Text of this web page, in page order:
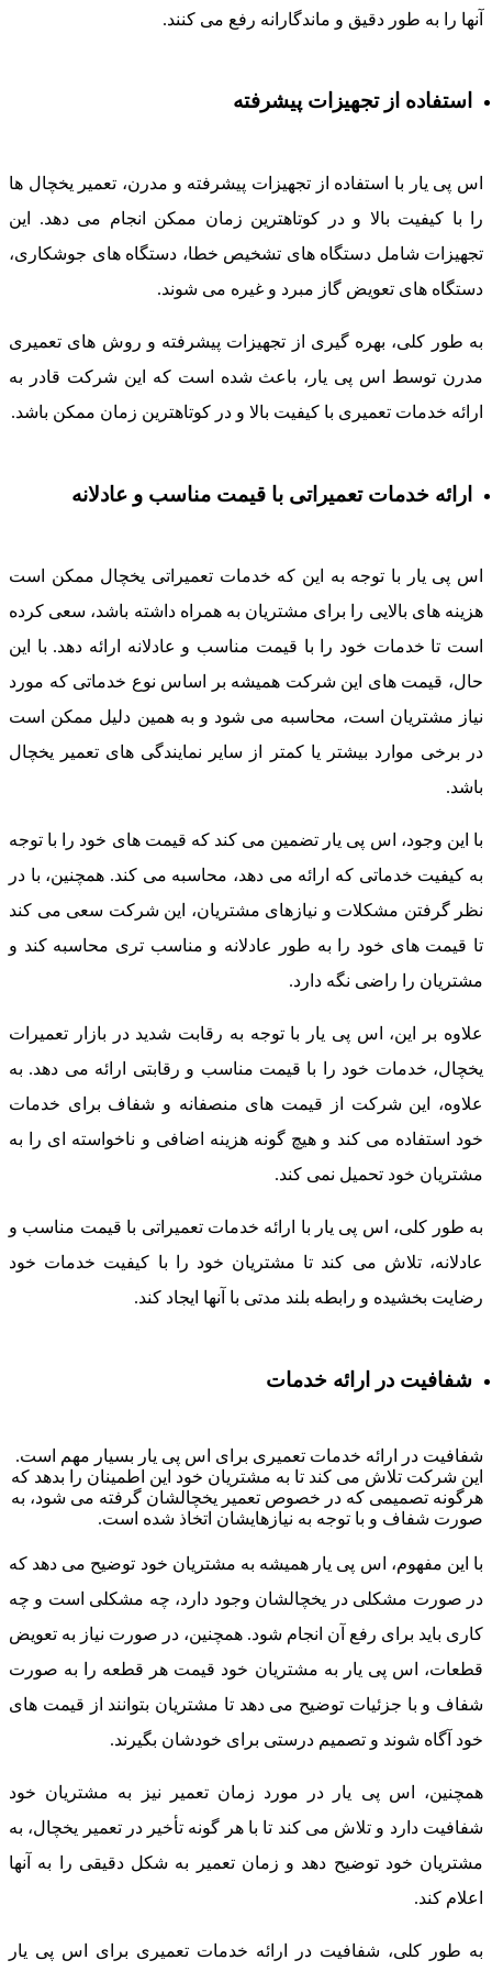
آنها را به طور دقیق و ماندگارانه رفع می کنند.
استفاده از تجهیزات پیشرفته
اس پی یار با استفاده از تجهیزات پیشرفته و مدرن، تعمیر یخچال ها
را با کیفیت بالا و در کوتاهترین زمان ممکن انجام می دهد. این
تجهیزات شامل دستگاه های تشخیص خطا، دستگاه های جوشکاری،
دستگاه های تعویض گاز مبرد و غیره می شوند.
به طور کلی، بهره گیری از تجهیزات پیشرفته و روش های تعمیری
مدرن توسط اس پی یار، باعث شده است که این شرکت قادر به
ارائه خدمات تعمیری با کیفیت بالا و در کوتاهترین زمان ممکن باشد.
ارائه خدمات تعمیراتی با قیمت مناسب و عادلانه
اس پی یار با توجه به این که خدمات تعمیراتی یخچال ممکن است
هزینه های بالایی را برای مشتریان به همراه داشته باشد، سعی کرده
است تا خدمات خود را با قیمت مناسب و عادلانه ارائه دهد. با این
حال، قیمت های این شرکت همیشه بر اساس نوع خدماتی که مورد
نیاز مشتریان است، محاسبه می شود و به همین دلیل ممکن است
در برخی موارد بیشتر یا کمتر از سایر نمایندگی های تعمیر یخچال
باشد.
با این وجود، اس پی یار تضمین می کند که قیمت های خود را با توجه
به کیفیت خدماتی که ارائه می دهد، محاسبه می کند. همچنین، با در
نظر گرفتن مشکلات و نیازهای مشتریان، این شرکت سعی می کند
تا قیمت های خود را به طور عادلانه و مناسب تری محاسبه کند و
مشتریان را راضی نگه دارد.
علاوه بر این، اس پی یار با توجه به رقابت شدید در بازار تعمیرات
یخچال، خدمات خود را با قیمت مناسب و رقابتی ارائه می دهد. به
علاوه، این شرکت از قیمت های منصفانه و شفاف برای خدمات
خود استفاده می کند و هیچ گونه هزینه اضافی و ناخواسته ای را به
مشتریان خود تحمیل نمی کند.
به طور کلی، اس پی یار با ارائه خدمات تعمیراتی با قیمت مناسب و
عادلانه، تلاش می کند تا مشتریان خود را با کیفیت خدمات خود
رضایت بخشیده و رابطه بلند مدتی با آنها ایجاد کند.
شفافیت در ارائه خدمات
شفافیت در ارائه خدمات تعمیری برای اس پی یار بسیار مهم است.
این شرکت تلاش می کند تا به مشتریان خود این اطمینان را بدهد که
هرگونه تصمیمی که در خصوص تعمیر یخچالشان گرفته می شود، به
صورت شفاف و با توجه به نیازهایشان اتخاذ شده است.
با این مفهوم، اس پی یار همیشه به مشتریان خود توضیح می دهد که
در صورت مشکلی در یخچالشان وجود دارد، چه مشکلی است و چه
کاری باید برای رفع آن انجام شود. همچنین، در صورت نیاز به تعویض
قطعات، اس پی یار به مشتریان خود قیمت هر قطعه را به صورت
شفاف و با جزئیات توضیح می دهد تا مشتریان بتوانند از قیمت های
خود آگاه شوند و تصمیم درستی برای خودشان بگیرند.
همچنین، اس پی یار در مورد زمان تعمیر نیز به مشتریان خود
شفافیت دارد و تلاش می کند تا با هر گونه تأخیر در تعمیر یخچال، به
مشتریان خود توضیح دهد و زمان تعمیر به شکل دقیقی را به آنها
اعلام کند.
به طور کلی، شفافیت در ارائه خدمات تعمیری برای اس پی یار